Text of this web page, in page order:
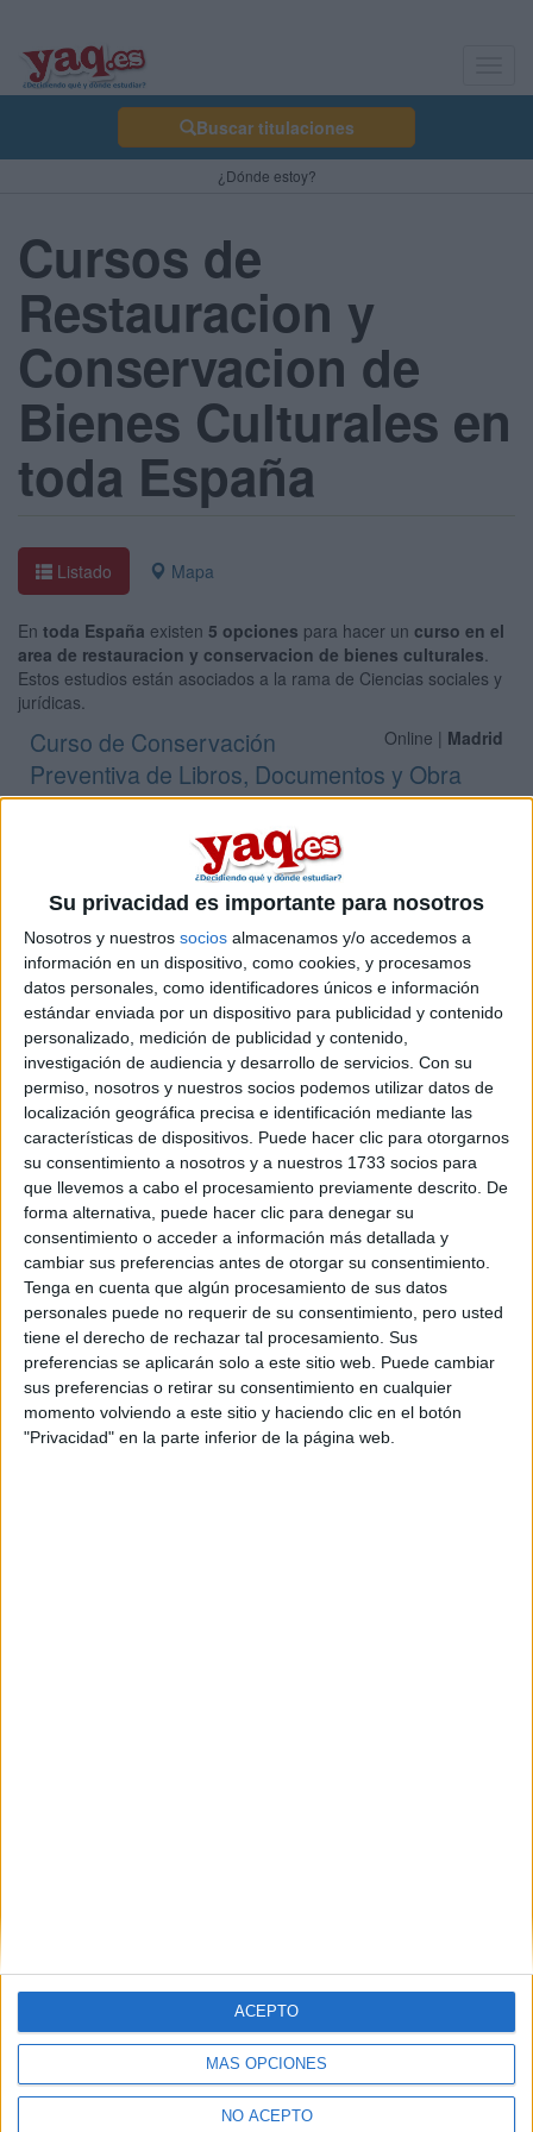
Su privacidad es importante para nosotros
Nosotros y nuestros socios almacenamos y/o accedemos a
información en un dispositivo, como cookies, y procesamos
datos personales, como identificadores únicos e información
estándar enviada por un dispositivo para publicidad y contenido
personalizado, medición de publicidad y contenido,
investigación de audiencia y desarrollo de servicios. Con su
permiso, nosotros y nuestros socios podemos utilizar datos de
localización geográfica precisa e identificación mediante las
características de dispositivos. Puede hacer clic para otorgarnos
su consentimiento a nosotros y a nuestros 1733 socios para
que llevemos a cabo el procesamiento previamente descrito. De
forma alternativa, puede hacer clic para denegar su
consentimiento o acceder a información más detallada y
cambiar sus preferencias antes de otorgar su consentimiento.
Tenga en cuenta que algún procesamiento de sus datos
personales puede no requerir de su consentimiento, pero usted
tiene el derecho de rechazar tal procesamiento. Sus
preferencias se aplicarán solo a este sitio web. Puede cambiar
sus preferencias o retirar su consentimiento en cualquier
momento volviendo a este sitio y haciendo clic en el botón
"Privacidad" en la parte inferior de la página web.
MÁS OPCIONES
NO ACEPTO
ACEPTO
Buscar titulaciones
¿Dónde estoy?
Cursos de
Restauracion y
Conservacion de
Bienes Culturales en
toda España
Listado Mapa
En toda España existen 5 opciones para hacer un curso en el
area de restauracion y conservacion de bienes culturales.
Estos estudios están asociados a la rama de Ciencias sociales y
jurídicas.
Online | Madrid
Curso de Conservación
Preventiva de Libros, Documentos y Obra
Gráfica
UNIVERSIDAD NACIONAL DE EDUCACIóN A DISTANCIA
(Universidad Pública)
Online |Madrid
Curso de Conservación y Gestión
del Patrimonio Cultural
UNIVERSIDAD NACIONAL DE EDUCACIóN A DISTANCIA
(UNED) (Universidad Pública)
Tipo: Curso
Pídeles información ¡GRATIS!
Online |
Curso de El Patrimonio Cultural
Inmaterial en España y América Latina.
Investigación Aplicada ,Gestión y
Salvaguardia
UNIVERSIDAD NACIONAL DE EDUCACIóN A DISTANCIA
(UNED) (Universidad Pública)
Tipo: Curso
Pídeles información ¡GRATIS!
Seleccionar por provincia
Madrid(5)